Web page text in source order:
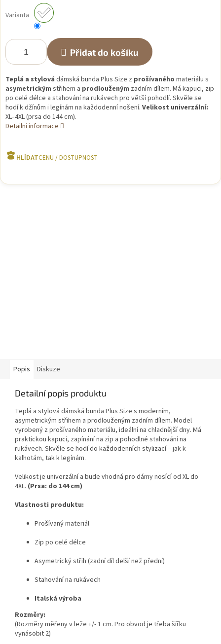
cena:
Varianta
Přidat do košíku
Teplá a stylová dámská bunda Plus Size z prošívaného materiálu s
asymetrickým střihem a prodlouženým zadním dílem. Má kapuci, zip
po celé délce a stahování na rukávech pro větší pohodlí. Skvěle se
hodí k džínům i legínám na každodenní nošení. Velikost univerzální:
XL–4XL (prsa do 144 cm).
Detailní informace
HLÍDAT
Popis Diskuze
Detailní popis produktu
Teplá a stylová dámská bunda Plus Size s moderním,
asymetrickým střihem a prodlouženým zadním dílem. Model
vyrobený z prošívaného materiálu, ideální na chladnější dny. Má
praktickou kapuci, zapínání na zip a pohodlné stahování na
rukávech. Skvěle se hodí do každodenních stylizací – jak k
kalhotám, tak k legínám.
Velikost je univerzální a bude vhodná pro dámy nosící od XL do
4XL. (Prsa: do 144 cm)
Vlastnosti produktu:
Prošívaný materiál
Zip po celé délce
Asymetrický střih (zadní díl delší než přední)
Stahování na rukávech
Italská výroba
Rozměry:
(Rozměry měřeny v leže +/- 1 cm. Pro obvod je třeba šířku
vynásobit 2)